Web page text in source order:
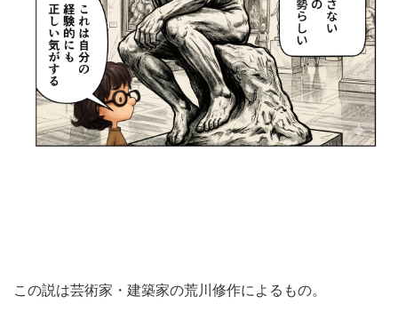
この説は芸術家・建築家の荒川修作によるもの。